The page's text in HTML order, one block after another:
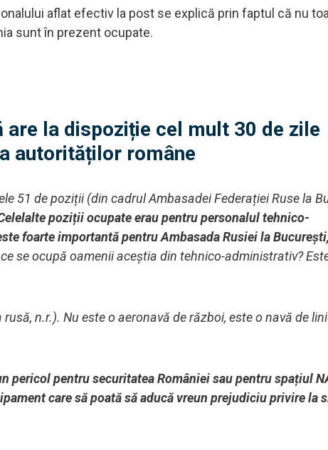
aflat efectiv la post se explică prin faptul că nu
sunt în prezent ocupate.
la dispoziție cel mult 30 de zile
autorităților române
51 de poziții (din cadrul Ambasadei Federației Ruse la
poziții ocupate erau pentru personalul tehnico-
foarte importantă pentru Ambasada Rusiei la
se ocupă oamenii aceștia din tehnico-administrativ?
n.r.). Nu este o aeronavă de război, este o navă de
pericol pentru securitatea României sau pentru spațiul
care să poată să aducă vreun prejudiciu privire la